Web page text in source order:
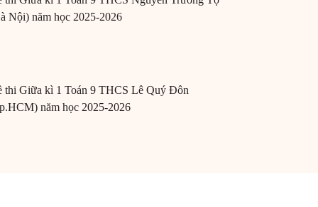
Nội) năm học 2025-2026
thi Giữa kì 1 Toán 9 THCS Lê Quý Đôn
năm học 2025-2026